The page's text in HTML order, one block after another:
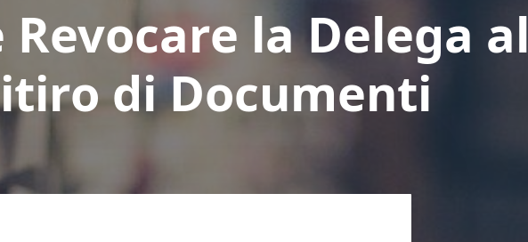
Revocare la Delega al
di Documenti